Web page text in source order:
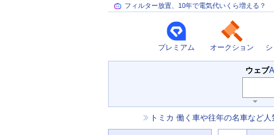
フィルター放置、10年で電気代いくら増える？
プレミアム オークション
検
索
ウェブ
ワ
ー
トミカ 働く車や往年の名車など